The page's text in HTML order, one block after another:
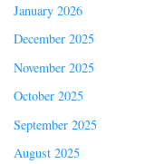
January 2026
December 2025
November 2025
October 2025
September 2025
August 2025